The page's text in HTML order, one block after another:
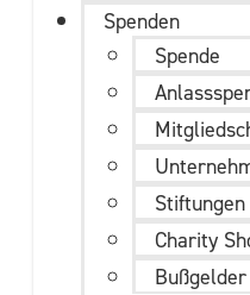
Spenden
Spende
Stiftungen
Charity